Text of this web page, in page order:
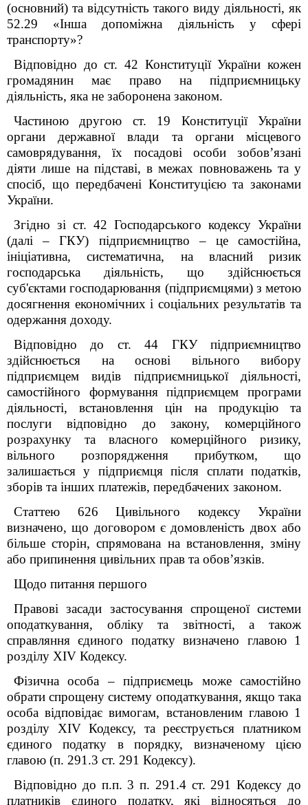
(основний) та відсутність такого виду діяльності, як
52.29 «Інша допоміжна діяльність у сфері
транспорту»?
Відповідно до ст. 42 Конституції України кожен
громадянин має право на підприємницьку
діяльність, яка не заборонена законом.
Частиною другою ст. 19 Конституції України
органи державної влади та органи місцевого
самоврядування, їх посадові особи зобов’язані
діяти лише на підставі, в межах повноважень та у
спосіб, що передбачені Конституцією та законами
України.
Згідно зі ст. 42 Господарського кодексу України
(далі – ГКУ) підприємництво – це самостійна,
ініціативна, систематична, на власний ризик
господарська діяльність, що здійснюється
суб'єктами господарювання (підприємцями) з метою
досягнення економічних і соціальних результатів та
одержання доходу.
Відповідно до ст. 44 ГКУ підприємництво
здійснюється на основі вільного вибору
підприємцем видів підприємницької діяльності,
самостійного формування підприємцем програми
діяльності, встановлення цін на продукцію та
послуги відповідно до закону, комерційного
розрахунку та власного комерційного ризику,
вільного розпорядження прибутком, що
залишається у підприємця після сплати податків,
зборів та інших платежів, передбачених законом.
Статтею 626 Цивільного кодексу України
визначено, що договором є домовленість двох або
більше сторін, спрямована на встановлення, зміну
або припинення цивільних прав та обов’язків.
Щодо питання першого
Правові засади застосування спрощеної системи
оподаткування, обліку та звітності, а також
справляння єдиного податку визначено главою 1
розділу XIV Кодексу.
Фізична особа – підприємець може самостійно
обрати спрощену систему оподаткування, якщо така
особа відповідає вимогам, встановленим главою 1
розділу XIV Кодексу, та реєструється платником
єдиного податку в порядку, визначеному цією
главою (п. 291.3 ст. 291 Кодексу).
Відповідно до п.п. 3 п. 291.4 ст. 291 Кодексу до
платників єдиного податку, які відносяться до